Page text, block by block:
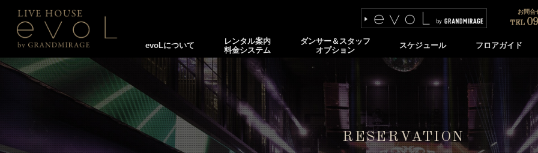
evoLについて
レンタル案内
料金システム
ダンサー＆スタッフ
オプション
スケジュール フロアガイド
お問合
TEL
RESERVATION